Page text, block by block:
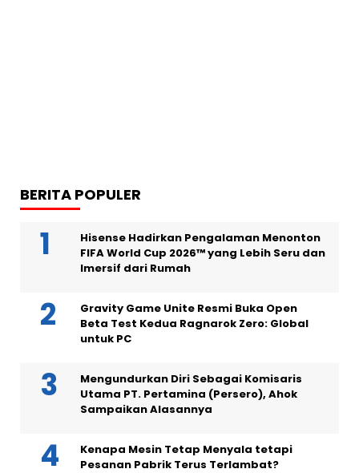
BERITA POPULER
Hisense Hadirkan Pengalaman Menonton
FIFA World Cup 2026™ yang Lebih Seru dan
Imersif dari Rumah
Gravity Game Unite Resmi Buka Open
Beta Test Kedua Ragnarok Zero: Global
untuk PC
Mengundurkan Diri Sebagai Komisaris
Utama PT. Pertamina (Persero), Ahok
Sampaikan Alasannya
Kenapa Mesin Tetap Menyala tetapi
Pesanan Pabrik Terus Terlambat?